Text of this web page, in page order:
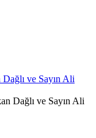
ve Sayın Ali